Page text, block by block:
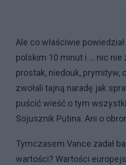
Ale co właściwie
polskim 10 minut i … nic nie
prostak, niedouk, prymityw,
zwołali tajną naradę jak
puścić wieść o tym
Sojusznik Putina. Ani o
Tymczasem Vance zadał
wartości? Wartości